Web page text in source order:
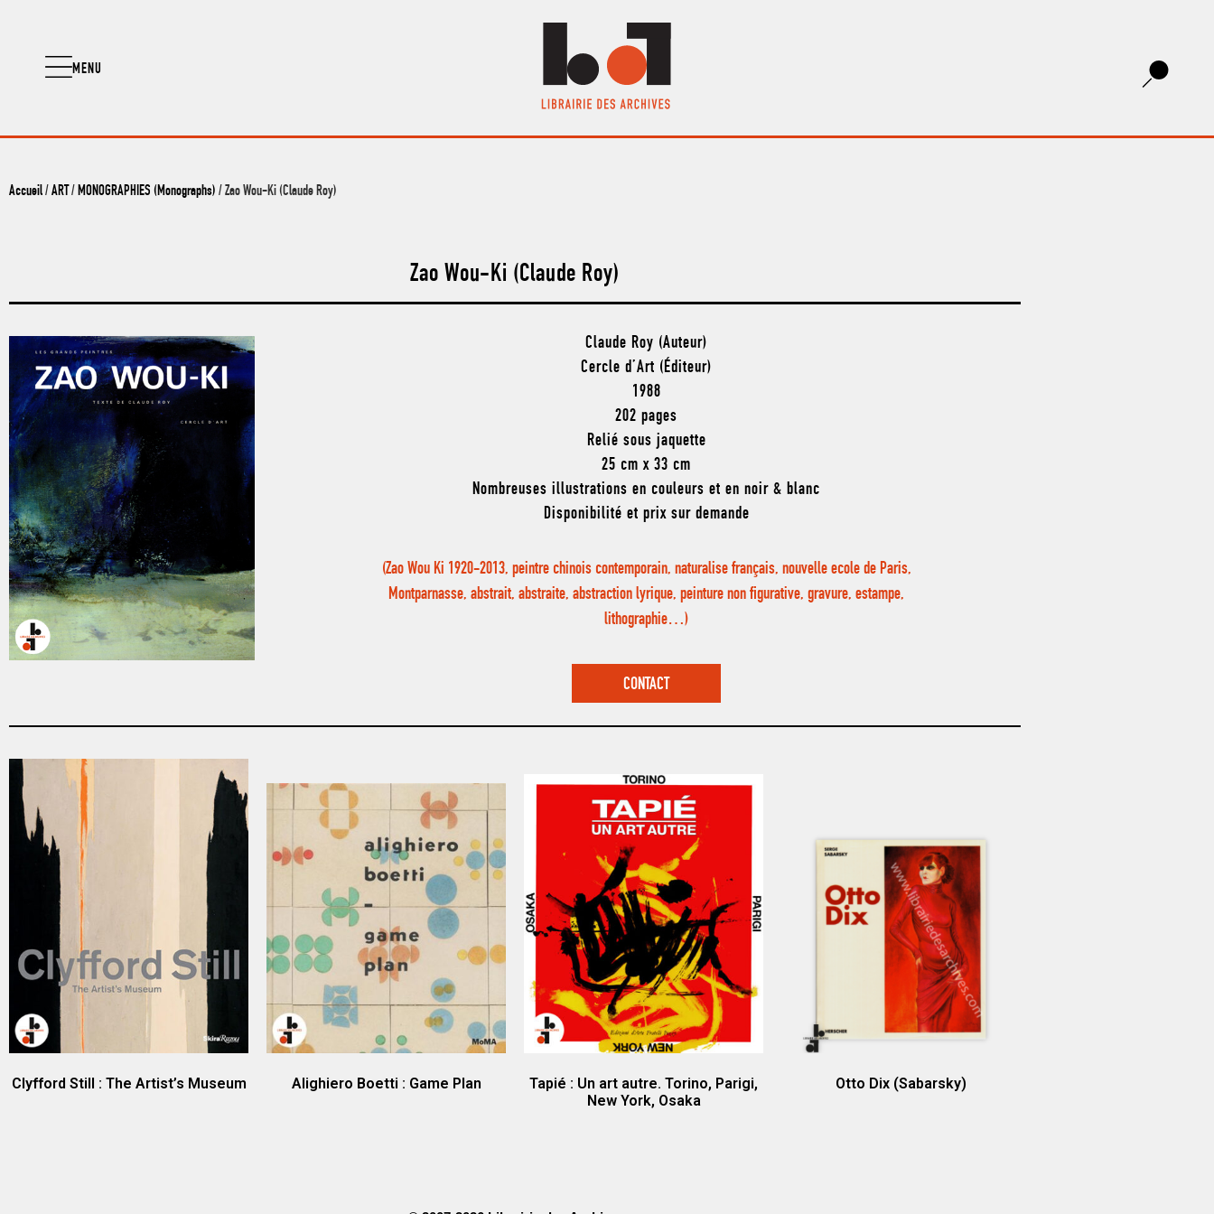
MENU
Accueil/ ART / MONOGRAPHIES (Monographs) / Zao Wou-Ki (Claude Roy)
Zao Wou-Ki (Claude Roy)
Claude Roy (Auteur)
Cercle d’Art (Éditeur)
1988
202 pages
Relié sous jaquette
25 cm x 33 cm
Nombreuses illustrations en couleurs et en noir & blanc
Disponibilité et prix sur demande
(Zao Wou Ki 1920-2013, peintre chinois contemporain, naturalise français, nouvelle ecole de Paris,
Montparnasse, abstrait, abstraite, abstraction lyrique, peinture non figurative, gravure, estampe,
lithographie…)
CONTACT
Clyfford Still : The Artist’s Museum Alighiero Boetti : Game Plan
Tapié : Un art autre. Torino, Parigi,
New York, Osaka
Otto Dix (Sabarsky)